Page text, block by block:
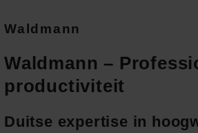
Waldmann
Waldmann –
productiviteit
Duitse expertise in